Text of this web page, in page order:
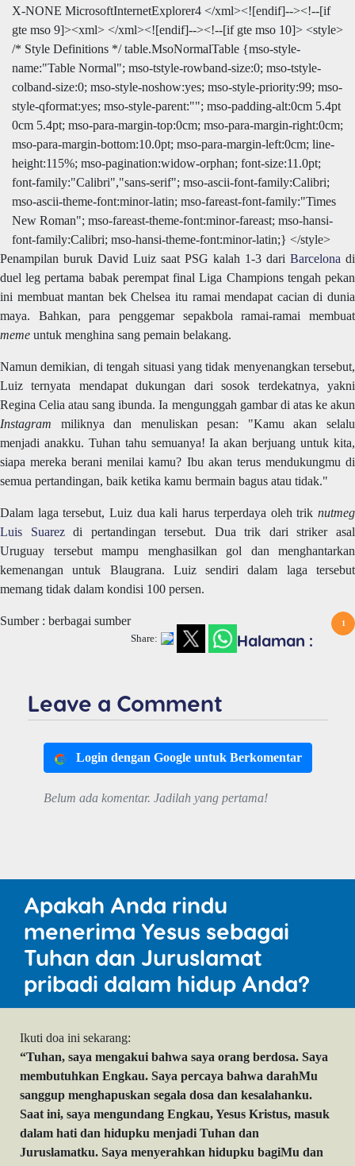
X-NONE MicrosoftInternetExplorer4 </xml><![endif]--><!--[if
gte mso 9]><xml> </xml><![endif]--><!--[if gte mso 10]> <style>
/* Style Definitions */ table.MsoNormalTable {mso-style-
name:"Table Normal"; mso-tstyle-rowband-size:0; mso-tstyle-
colband-size:0; mso-style-noshow:yes; mso-style-priority:99; mso-
style-qformat:yes; mso-style-parent:""; mso-padding-alt:0cm 5.4pt
0cm 5.4pt; mso-para-margin-top:0cm; mso-para-margin-right:0cm;
mso-para-margin-bottom:10.0pt; mso-para-margin-left:0cm; line-
height:115%; mso-pagination:widow-orphan; font-size:11.0pt;
font-family:"Calibri","sans-serif"; mso-ascii-font-family:Calibri;
mso-ascii-theme-font:minor-latin; mso-fareast-font-family:"Times
New Roman"; mso-fareast-theme-font:minor-fareast; mso-hansi-
font-family:Calibri; mso-hansi-theme-font:minor-latin;} </style>
Penampilan buruk David Luiz saat PSG kalah 1-3 dari Barcelona di
duel leg pertama babak perempat final Liga Champions tengah pekan
ini membuat mantan bek Chelsea itu ramai mendapat cacian di dunia
maya. Bahkan, para penggemar sepakbola ramai-ramai membuat
meme untuk menghina sang pemain belakang.
Namun demikian, di tengah situasi yang tidak menyenangkan tersebut,
Luiz ternyata mendapat dukungan dari sosok terdekatnya, yakni
Regina Celia atau sang ibunda. Ia mengunggah gambar di atas ke akun
Instagram miliknya dan menuliskan pesan: "Kamu akan selalu
menjadi anakku. Tuhan tahu semuanya! Ia akan berjuang untuk kita,
siapa mereka berani menilai kamu? Ibu akan terus mendukungmu di
semua pertandingan, baik ketika kamu bermain bagus atau tidak."
Dalam laga tersebut, Luiz dua kali harus terperdaya oleh trik nutmeg
Luis Suarezdi pertandingan tersebut. Dua trik dari striker asal
Uruguay tersebut mampu menghasilkan gol dan menghantarkan
kemenangan untuk Blaugrana. Luiz sendiri dalam laga tersebut
memang tidak dalam kondisi 100 persen.
Sumber : berbagai sumber
Share: Halaman :
1
Leave a Comment
Login dengan Google untuk Berkomentar
Belum ada komentar. Jadilah yang pertama!
Apakah Anda rindu
menerima Yesus sebagai
Tuhan dan Juruslamat
pribadi dalam hidup Anda?
Ikuti doa ini sekarang:
“Tuhan, saya mengakui bahwa saya orang berdosa. Saya
membutuhkan Engkau. Saya percaya bahwa darahMu
sanggup menghapuskan segala dosa dan kesalahanku.
Saat ini, saya mengundang Engkau, Yesus Kristus, masuk
dalam hati dan hidupku menjadi Tuhan dan
Juruslamatku. Saya menyerahkan hidupku bagiMu dan